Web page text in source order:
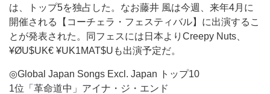
は、トップ5を独占した。なお藤井 風は今週、来年4月に
開催される【コーチェラ・フェスティバル】に出演するこ
とが発表された。同フェスには日本よりCreepy Nuts、
¥ØU$UK€ ¥UK1MAT$Uも出演予定だ。
◎Global Japan Songs Excl. Japan トップ10
1位「革命道中」アイナ・ジ・エンド